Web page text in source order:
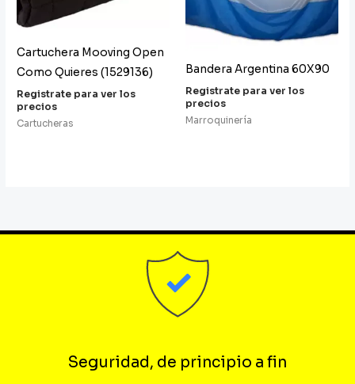
Cartuchera Mooving Open
Como Quieres (1529136)
Registrate para ver los
precios
Cartucheras
Bandera Argentina 60X90
Registrate para ver los
precios
Marroquinería
Seguridad, de principio a fin